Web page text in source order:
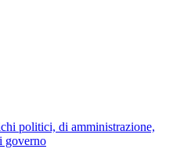
politici, di amministrazione,
governo